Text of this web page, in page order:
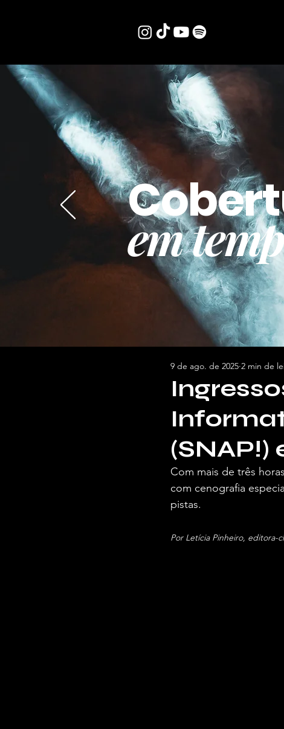
em
(SNAP!)
9 de ago. de 2025 2 min de
Com mais de três
com cenografia
pistas.
Por Letícia Pinheiro, editora-